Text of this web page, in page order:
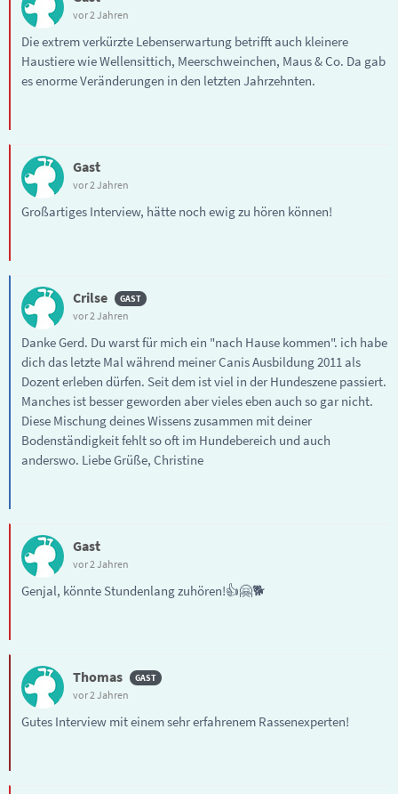
vor 2 Jahren
Die extrem verkürzte Lebenserwartung betrifft auch kleinere
Haustiere wie Wellensittich, Meerschweinchen, Maus & Co. Da gab
es enorme Veränderungen in den letzten Jahrzehnten.
Gast
vor 2 Jahren
Großartiges Interview, hätte noch ewig zu hören können!
Crilse
vor 2 Jahren
Danke Gerd. Du warst für mich ein "nach Hause kommen". ich habe
dich das letzte Mal während meiner Canis Ausbildung 2011 als
Dozent erleben dürfen. Seit dem ist viel in der Hundeszene passiert.
Manches ist besser geworden aber vieles eben auch so gar nicht.
Diese Mischung deines Wissens zusammen mit deiner
Bodenständigkeit fehlt so oft im Hundebereich und auch
anderswo. Liebe Grüße, Christine
Gast
vor 2 Jahren
Genjal, könnte Stundenlang zuhören!👍🤗🐕
Thomas
vor 2 Jahren
Gutes Interview mit einem sehr erfahrenem Rassenexperten!